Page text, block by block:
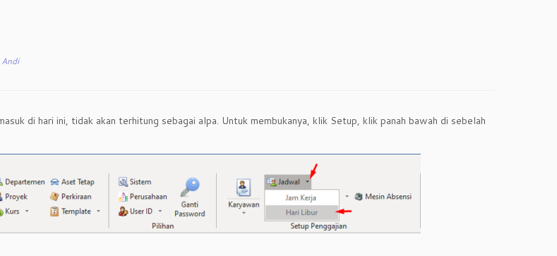
Andi
di hari ini, tidak akan terhitung sebagai alpa. Untuk membukanya, klik Setup, klik panah bawah di sebelah